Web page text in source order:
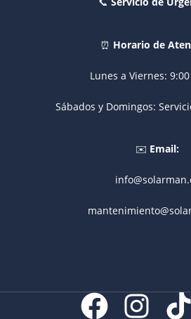
⏰ Horario de
Lunes a Viernes:
Sábados y Domingos:
✉️ Email: